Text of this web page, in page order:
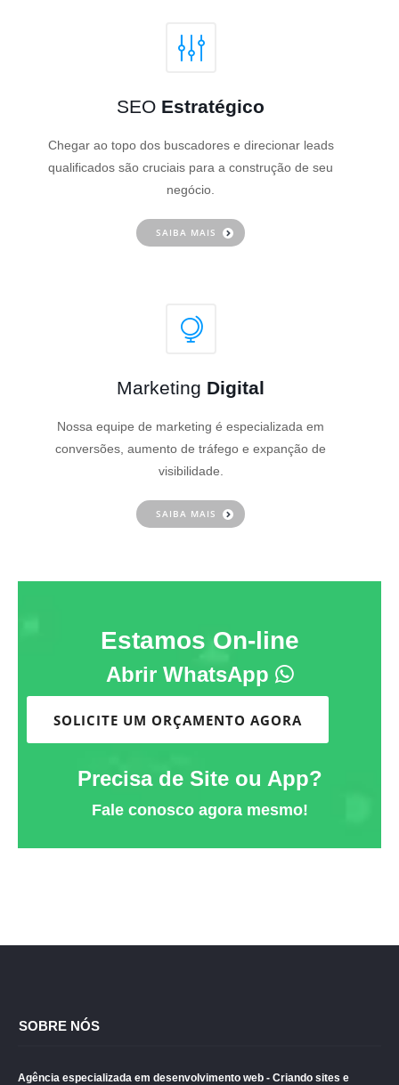
SEO Estratégico
Chegar ao topo dos buscadores e direcionar leads
qualificados são cruciais para a construção de seu
negócio.
SAIBA MAIS
Marketing Digital
Nossa equipe de marketing é especializada em
conversões, aumento de tráfego e expanção de
visibilidade.
SAIBA MAIS
Estamos On-line
Abrir WhatsApp
SOLICITE UM ORÇAMENTO AGORA
Precisa de Site ou App?
Fale conosco agora mesmo!
SOBRE NÓS
Agência especializada em desenvolvimento web - Criando sites e